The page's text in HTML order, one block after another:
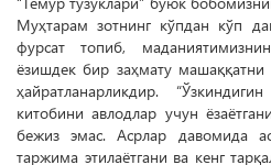
Муҳтарам зотнинг кўпдан кўп
фурсат топиб,
ёзишдек бир заҳмату машаққатни
ҳайратланарликдир.
китобини авлодлар учун
бежиз эмас. Асрлар давомида
таржима этилаётгани ва кенг